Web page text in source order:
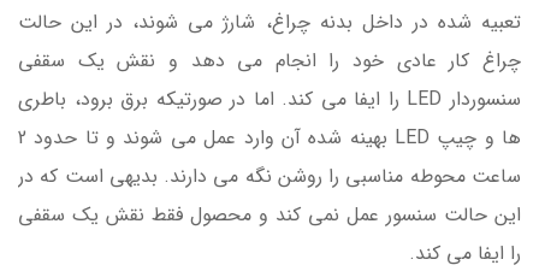
تعبیه شده در داخل بدنه چراغ، شارژ می شوند، در این حالت
چراغ کار عادی خود را انجام می دهد و نقش یک سقفی
سنسوردار LED را ایفا می کند. اما در صورتیکه برق برود، باطری
ها و چیپ LED بهینه شده آن وارد عمل می شوند و تا حدود 2
ساعت محوطه مناسبی را روشن نگه می دارند. بدیهی است که در
این حالت سنسور عمل نمی کند و محصول فقط نقش یک سقفی
را ایفا می کند.